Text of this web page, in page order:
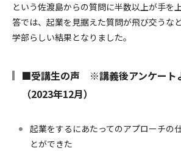
という佐渡島からの質問に半数以上が手を
答では、起業を見据えた質問が飛び交うなど
学部らしい結果となりました。
■受講生の声
※講義後アンケート
（2023年12月）
起業をするにあたってのアプローチの
とができた